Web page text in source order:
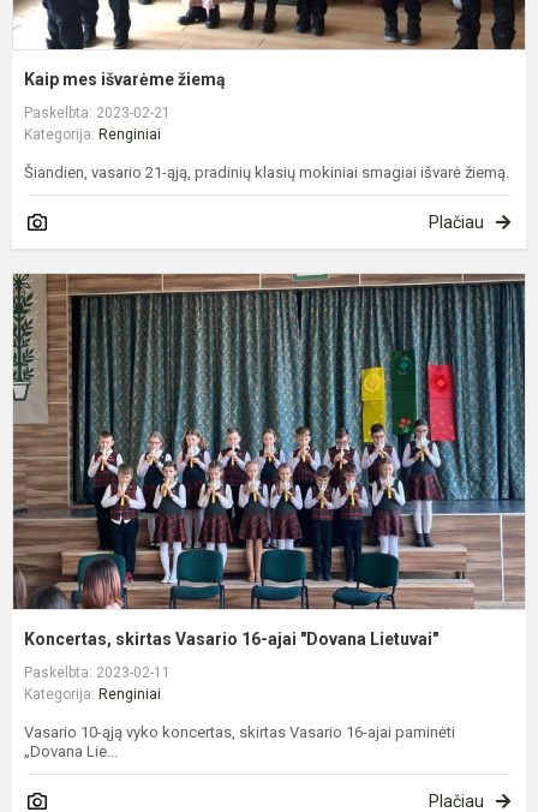
Kaip mes išvarėme žiemą
Paskelbta: 2023-02-21
Kategorija: Renginiai
Šiandien, vasario 21-ąją, pradinių klasių mokiniai smagiai išvarė žiemą.
Plačiau
Koncertas, skirtas Vasario 16-ajai "Dovana Lietuvai"
Paskelbta: 2023-02-11
Kategorija: Renginiai
Vasario 10-ąją vyko koncertas, skirtas Vasario 16-ajai paminėti
„Dovana Lie...
Plačiau